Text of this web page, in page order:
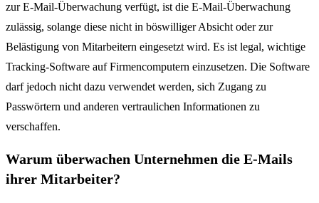
zur E-Mail-Überwachung verfügt, ist die E-Mail-Überwachung
zulässig, solange diese nicht in böswilliger Absicht oder zur
Belästigung von Mitarbeitern eingesetzt wird. Es ist legal, wichtige
Tracking-Software auf Firmencomputern einzusetzen. Die Software
darf jedoch nicht dazu verwendet werden, sich Zugang zu
Passwörtern und anderen vertraulichen Informationen zu
verschaffen.
Warum überwachen Unternehmen die E-Mails
ihrer Mitarbeiter?